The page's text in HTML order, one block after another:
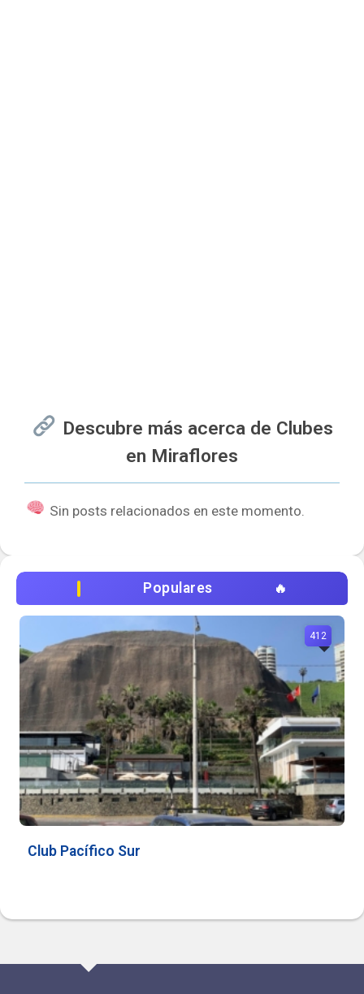
Descubre más acerca de Clubes
en Miraflores
Sin posts relacionados en este momento.
Populares
Club Pacífico Sur
412